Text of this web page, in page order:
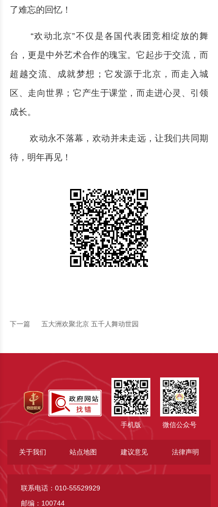
了难忘的回忆！
“欢动北京”不仅是各国代表团竞相绽放的舞
台，更是中外艺术合作的瑰宝。它起步于交流，而
超越交流、成就梦想；它发源于北京，而走入城
区、走向世界；它产生于课堂，而走进心灵、引领
成长。
欢动永不落幕，欢动并未走远，让我们共同期
待，明年再见！
下一篇 五大洲欢聚北京 五千人舞动世园
手机版 微信公众号
关于我们 站点地图 建议意见 法律声明
联系电话：010-55529929
邮编：100744